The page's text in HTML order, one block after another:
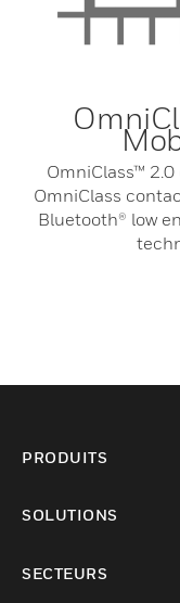
OmniClass™
OmniClass
Bluetooth® low
PRODUITS
SOLUTIONS
SECTEURS